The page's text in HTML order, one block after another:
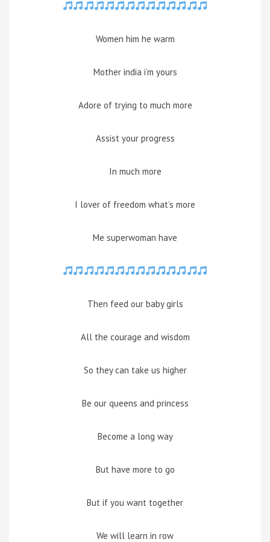
Women him he warm
Mother india i’m yours
Adore of trying to much more
Assist your progress
In much more
I lover of freedom what’s more
Me superwoman have
Then feed our baby girls
All the courage and wisdom
So they can take us higher
Be our queens and princess
Become a long way
But have more to go
But if you want together
We will learn in row